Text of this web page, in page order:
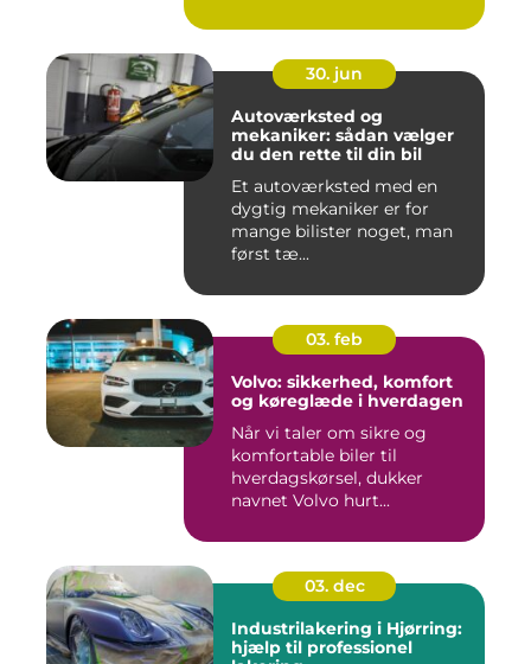
30. jun
Autoværksted og
mekaniker: sådan vælger
du den rette til din bil
Et autoværksted med en
dygtig mekaniker er for
mange bilister noget, man
først tæ...
03. feb
Volvo: sikkerhed, komfort
og køreglæde i hverdagen
Når vi taler om sikre og
komfortable biler til
hverdagskørsel, dukker
navnet Volvo hurt...
03. dec
Industrilakering i Hjørring:
hjælp til professionel